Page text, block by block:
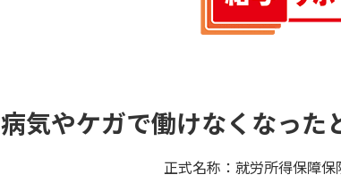
病気やケガで働けなくなっ
正式名称：就労所得保障保